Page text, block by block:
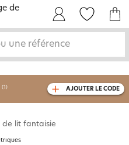
une référence
AJOUTER LE CODE
de lit fantaisie